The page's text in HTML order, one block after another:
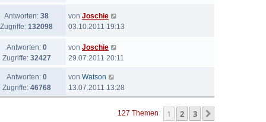
Antworten: 38
Zugriffe: 132098
von Joschie
03.10.2011 19:13
Antworten: 0
Zugriffe: 32427
von Joschie
29.07.2011 20:11
Antworten: 0
Zugriffe: 46768
von Watson
13.07.2011 13:28
127 Themen 1 2 3